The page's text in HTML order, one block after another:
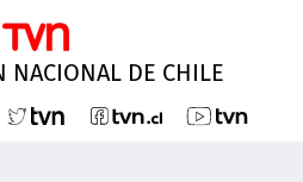
NACIONAL DE CHILE